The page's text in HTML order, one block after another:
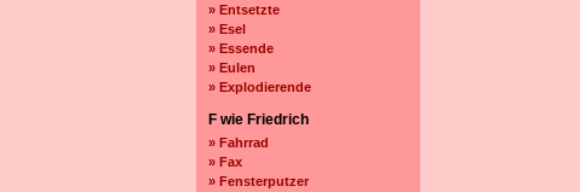
» Entsetzte
» Esel
» Essende
» Eulen
» Explodierende
F wie Friedrich
» Fahrrad
» Fax
» Fensterputzer